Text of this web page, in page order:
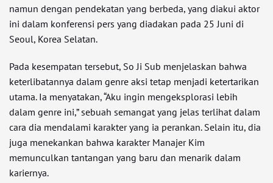
namun dengan pendekatan yang berbeda, yang diakui aktor
ini dalam konferensi pers yang diadakan pada 25 Juni di
Seoul, Korea Selatan.
Pada kesempatan tersebut, So Ji Sub menjelaskan bahwa
keterlibatannya dalam genre aksi tetap menjadi ketertarikan
utama. Ia menyatakan, “Aku ingin mengeksplorasi lebih
dalam genre ini,” sebuah semangat yang jelas terlihat dalam
cara dia mendalami karakter yang ia perankan. Selain itu, dia
juga menekankan bahwa karakter Manajer Kim
memunculkan tantangan yang baru dan menarik dalam
kariernya.